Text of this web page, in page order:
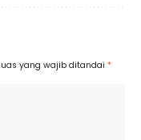
yang wajib ditandai *